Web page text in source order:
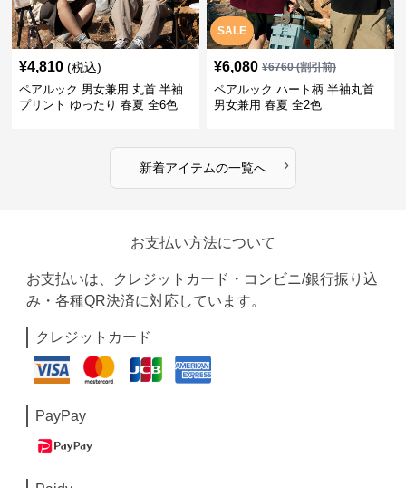
¥4,810 (税込)
ペアルック 男女兼用 丸首 半袖
プリント ゆったり 春夏 全6色
SALE
¥6,080 ¥6760(割引前)
ペアルック ハート柄 半袖丸首
男女兼用 春夏 全2色
新着アイテムの一覧へ ›
お支払い方法について
お支払いは、クレジットカード・コンビニ/銀行振り込
み・各種QR決済に対応しています。
クレジットカード
PayPay